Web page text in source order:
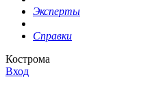
Эксперты
Справки
Кострома
Вход